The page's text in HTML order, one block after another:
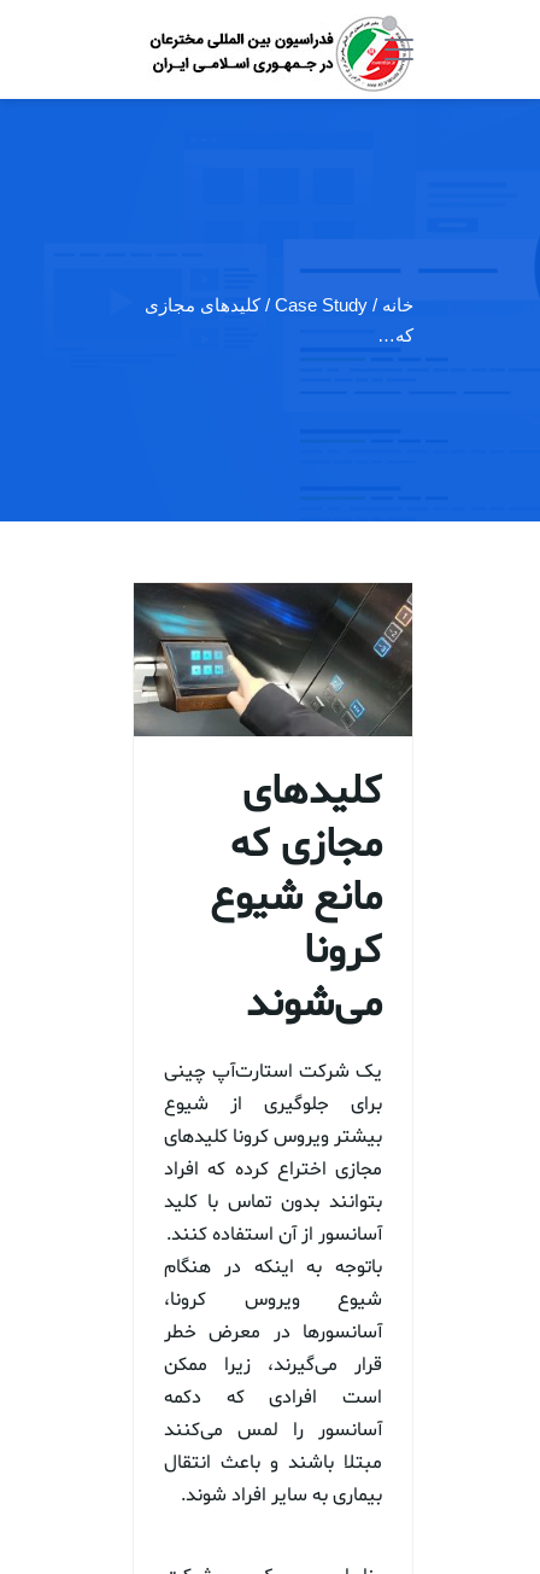
خانه
/ Case Study / کلید‌های مجازی
که…
کلید‌های
مجازی که
مانع شیوع
کرونا
می‌شوند
یک شرکت استارت‌آپ چینی
برای جلوگیری از شیوع
بیشتر ویروس کرونا کلید‌های
مجازی اختراع کرده که افراد
بتوانند بدون تماس با کلید
آسانسور از آن استفاده کنند.
باتوجه به اینکه در هنگام
شیوع ویروس کرونا،
آسانسور‌ها در معرض خطر
قرار می‌گیرند، زیرا ممکن
است افرادی که دکمه
آسانسور را لمس می‌کنند
مبتلا باشند و باعث انتقال
بیماری به سایر افراد شوند.